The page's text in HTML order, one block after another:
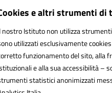
e altri strumenti di
nostro Istituto non utilizza
utilizzati esclusivamente
funzionamento del sito, alla
e alla sua accessibilità –
statistici anonimizzati